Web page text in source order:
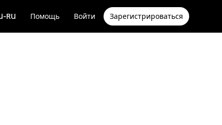
RU Помощь Войти Зарегистрироваться